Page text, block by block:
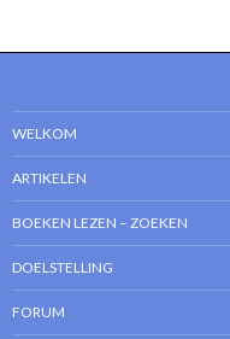
WELKOM
ARTIKELEN
BOEKEN LEZEN – ZOEKEN
DOELSTELLING
FORUM